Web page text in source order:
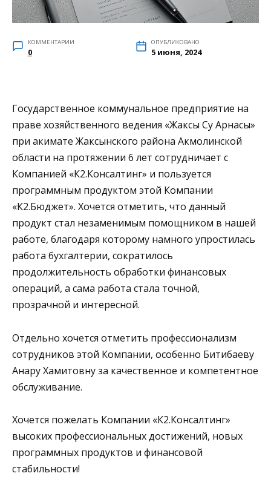
КОММЕНТАРИИ
0
ОПУБЛИКОВАНО
5 июня, 2024
Государственное коммунальное предприятие на
праве хозяйственного ведения «Жаксы Су Арнасы»
при акимате Жаксынского района Акмолинской
области на протяжении 6 лет сотрудничает с
Компанией «К2.Консалтинг» и пользуется
программным продуктом этой Компании
«К2.Бюджет». Хочется отметить, что данный
продукт стал незаменимым помощником в нашей
работе, благодаря которому намного упростилась
работа бухгалтерии, сократилось
продолжительность обработки финансовых
операций, а сама работа стала точной,
прозрачной и интересной.
Отдельно хочется отметить профессионализм
сотрудников этой Компании, особенно Битибаеву
Анару Хамитовну за качественное и компетентное
обслуживание.
Хочется пожелать Компании «К2.Консалтинг»
высоких профессиональных достижений, новых
программных продуктов и финансовой
стабильности!